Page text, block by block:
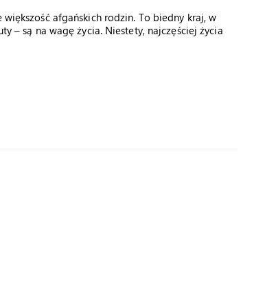
afgańskich rodzin. To biedny kraj, w
– są na wagę życia. Niestety, najczęściej życia